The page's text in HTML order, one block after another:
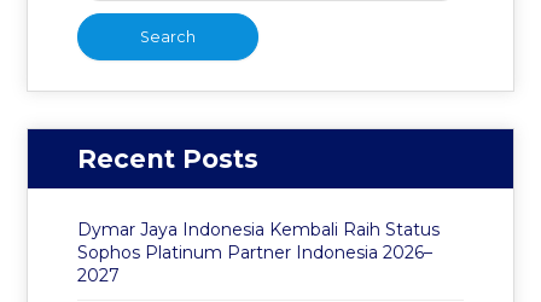
Recent Posts
Dymar Jaya Indonesia Kembali Raih Status
Sophos Platinum Partner Indonesia 2026–
2027